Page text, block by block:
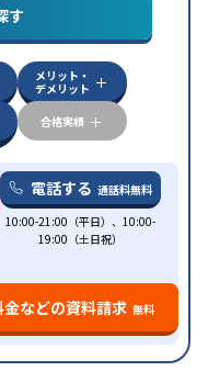
振替可能
を利用オンライン対応1
す
メリット・
デメリット
合格実績
電話する 通話料無料
10:00-21:00（平日）、10:00-
19:00（土日祝）
金などの資料請求 無料